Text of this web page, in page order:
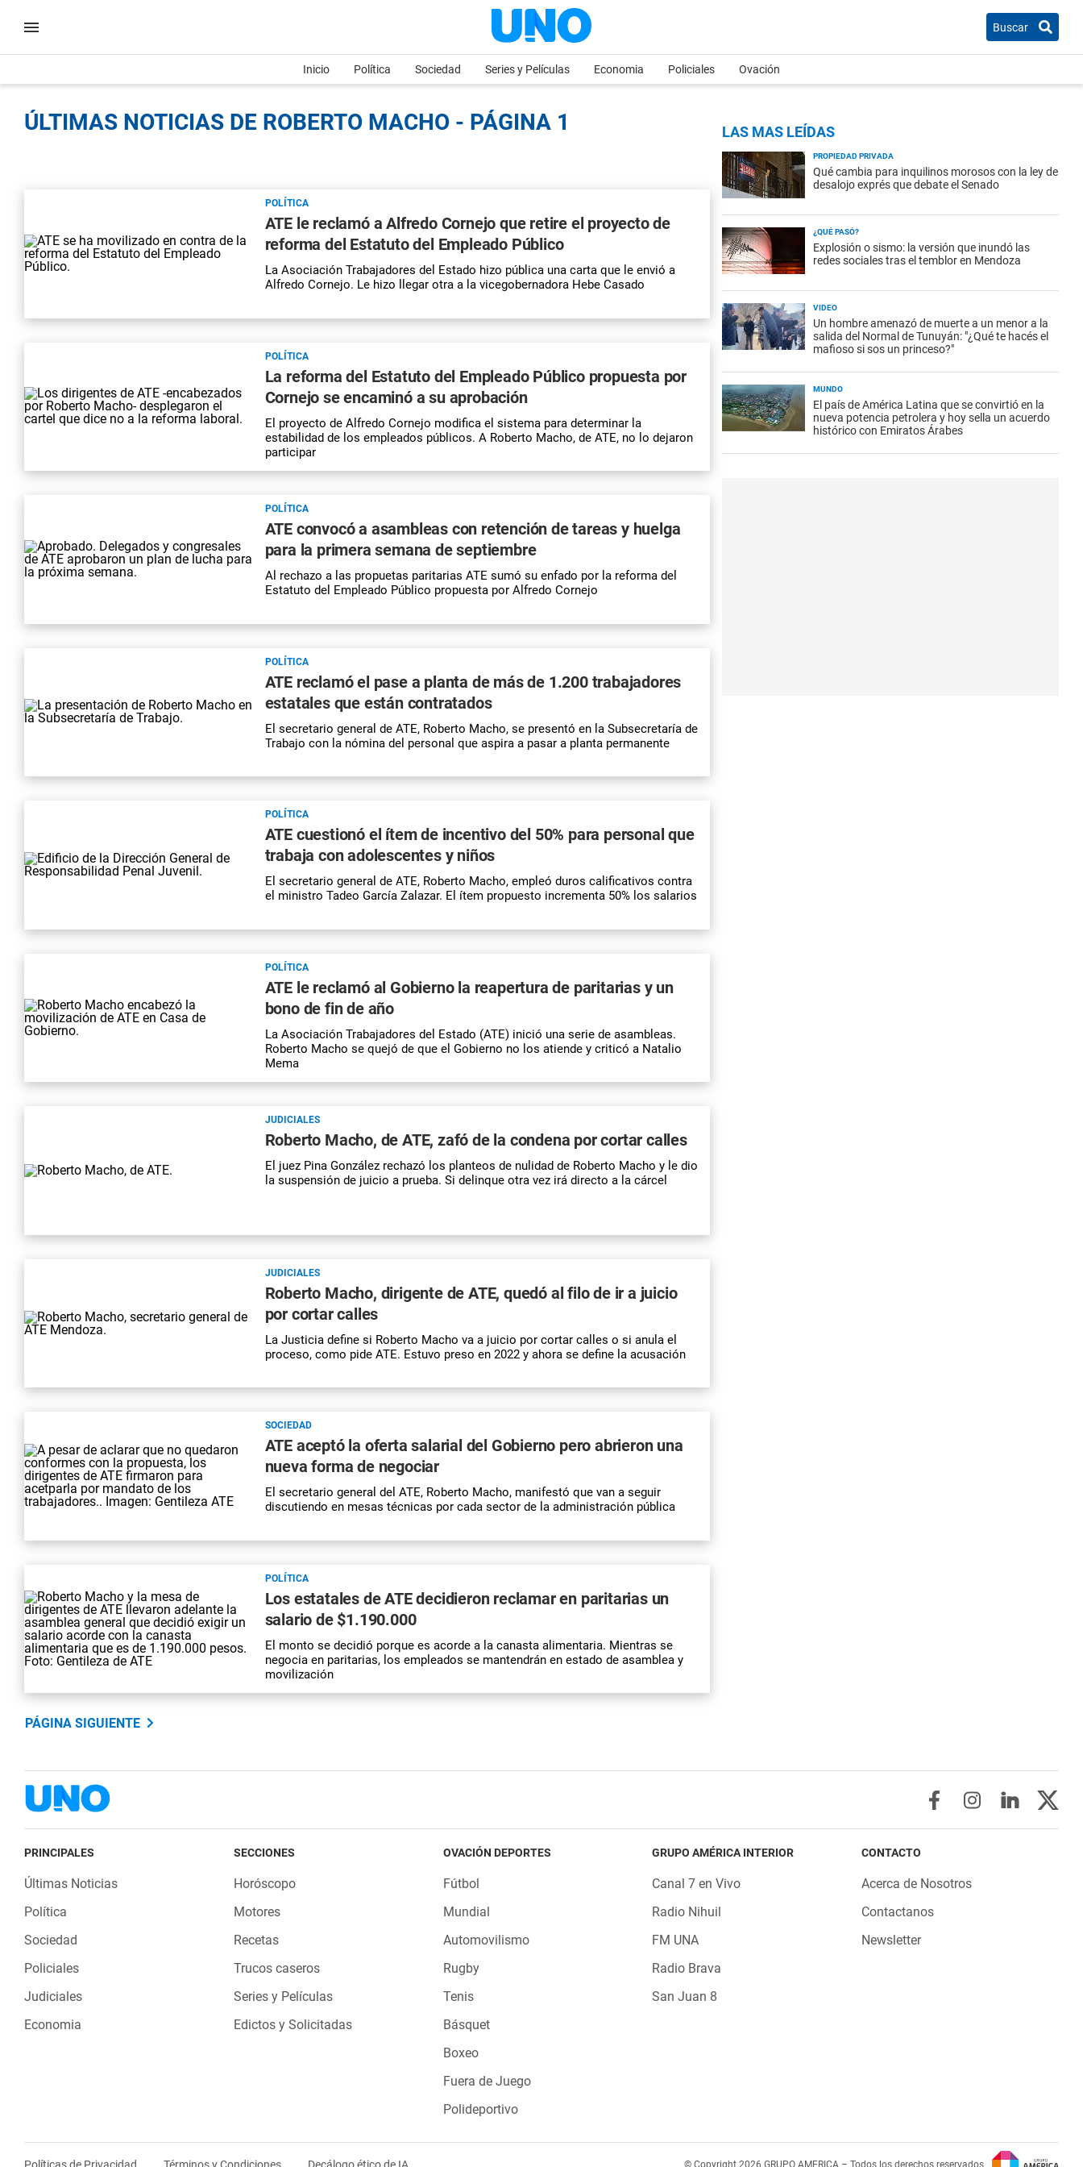
Buscar
Inicio Política Sociedad Series y Películas Economia Policiales Ovación
ÚLTIMAS NOTICIAS DE ROBERTO MACHO - PÁGINA 1
POLÍTICA
ATE le reclamó a Alfredo Cornejo que retire el proyecto de
reforma del Estatuto del Empleado Público
La Asociación Trabajadores del Estado hizo pública una carta que le envió a
Alfredo Cornejo. Le hizo llegar otra a la vicegobernadora Hebe Casado
POLÍTICA
La reforma del Estatuto del Empleado Público propuesta por
Cornejo se encaminó a su aprobación
El proyecto de Alfredo Cornejo modifica el sistema para determinar la
estabilidad de los empleados públicos. A Roberto Macho, de ATE, no lo dejaron
participar
POLÍTICA
ATE convocó a asambleas con retención de tareas y huelga
para la primera semana de septiembre
Al rechazo a las propuetas paritarias ATE sumó su enfado por la reforma del
Estatuto del Empleado Público propuesta por Alfredo Cornejo
POLÍTICA
ATE reclamó el pase a planta de más de 1.200 trabajadores
estatales que están contratados
El secretario general de ATE, Roberto Macho, se presentó en la Subsecretaría de
Trabajo con la nómina del personal que aspira a pasar a planta permanente
POLÍTICA
ATE cuestionó el ítem de incentivo del 50% para personal que
trabaja con adolescentes y niños
El secretario general de ATE, Roberto Macho, empleó duros calificativos contra
el ministro Tadeo García Zalazar. El ítem propuesto incrementa 50% los salarios
POLÍTICA
ATE le reclamó al Gobierno la reapertura de paritarias y un
bono de fin de año
La Asociación Trabajadores del Estado (ATE) inició una serie de asambleas.
Roberto Macho se quejó de que el Gobierno no los atiende y criticó a Natalio
Mema
JUDICIALES
Roberto Macho, de ATE, zafó de la condena por cortar calles
El juez Pina González rechazó los planteos de nulidad de Roberto Macho y le dio
la suspensión de juicio a prueba. Si delinque otra vez irá directo a la cárcel
JUDICIALES
Roberto Macho, dirigente de ATE, quedó al filo de ir a juicio
por cortar calles
La Justicia define si Roberto Macho va a juicio por cortar calles o si anula el
proceso, como pide ATE. Estuvo preso en 2022 y ahora se define la acusación
SOCIEDAD
ATE aceptó la oferta salarial del Gobierno pero abrieron una
nueva forma de negociar
El secretario general del ATE, Roberto Macho, manifestó que van a seguir
discutiendo en mesas técnicas por cada sector de la administración pública
POLÍTICA
Los estatales de ATE decidieron reclamar en paritarias un
salario de $1.190.000
El monto se decidió porque es acorde a la canasta alimentaria. Mientras se
negocia en paritarias, los empleados se mantendrán en estado de asamblea y
movilización
PÁGINA SIGUIENTE
LAS MAS LEÍDAS
PROPIEDAD PRIVADA
Qué cambia para inquilinos morosos con la ley de
desalojo exprés que debate el Senado
¿QUÉ PASÓ?
Explosión o sismo: la versión que inundó las
redes sociales tras el temblor en Mendoza
VIDEO
Un hombre amenazó de muerte a un menor a la
salida del Normal de Tunuyán: "¿Qué te hacés el
mafioso si sos un princeso?"
MUNDO
El país de América Latina que se convirtió en la
nueva potencia petrolera y hoy sella un acuerdo
histórico con Emiratos Árabes
PRINCIPALES
Últimas Noticias
Política
Sociedad
Policiales
Judiciales
Economia
SECCIONES
Horóscopo
Motores
Recetas
Trucos caseros
Series y Películas
Edictos y Solicitadas
OVACIÓN DEPORTES
Fútbol
Mundial
Automovilismo
Rugby
Tenis
Básquet
Boxeo
Fuera de Juego
Polideportivo
GRUPO AMÉRICA INTERIOR
Canal 7 en Vivo
Radio Nihuil
FM UNA
Radio Brava
San Juan 8
CONTACTO
Acerca de Nosotros
Contactanos
Newsletter
© Copyright 2026 GRUPO AMERICA – Todos los derechos reservados